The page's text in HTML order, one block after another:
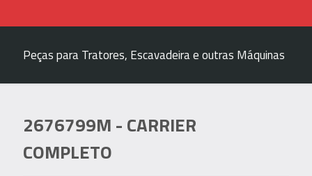
Peças para Tratores, Escavadeira e outras Máquinas
2676799M - CARRIER
COMPLETO